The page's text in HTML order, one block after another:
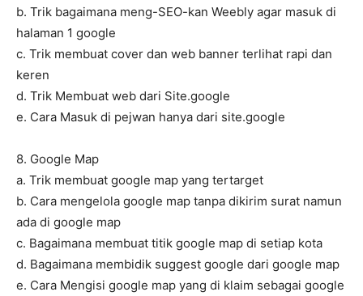
b. Trik bagaimana meng-SEO-kan Weebly agar masuk di
halaman 1 google
c. Trik membuat cover dan web banner terlihat rapi dan
keren
d. Trik Membuat web dari Site.google
e. Cara Masuk di pejwan hanya dari site.google
8. Google Map
a. Trik membuat google map yang tertarget
b. Cara mengelola google map tanpa dikirim surat namun
ada di google map
c. Bagaimana membuat titik google map di setiap kota
d. Bagaimana membidik suggest google dari google map
e. Cara Mengisi google map yang di klaim sebagai google